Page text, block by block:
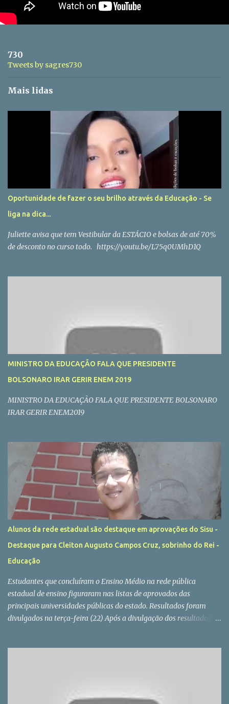
730
Tweets by sagres730
Mais lidas
Oportunidade de fazer o seu brilho através da Educação - Se
liga na dica...
Juliette avisa que tem Vestibular da ESTÁCIO e bolsas de até 70%
de desconto no curso todo. https://youtu.be/L75q0UMhD1Q
MINISTRO DA EDUCAÇÃO FALA QUE PRESIDENTE
BOLSONARO IRAR GERIR ENEM 2019
MINISTRO DA EDUCAÇÃO FALA QUE PRESIDENTE BOLSONARO
IRAR GERIR ENEM2019
Alunos da rede estadual são destaque em aprovações do Sisu -
Destaque para Cleiton Augusto Campos Cruz, sobrinho do Rei -
Educação
Estudantes que concluíram o Ensino Médio na rede pública
estadual de ensino figuraram nas listas de aprovados das
principais universidades públicas do estado. Resultados foram
divulgados na terça-feira (22) Após a divulgação dos resultados do